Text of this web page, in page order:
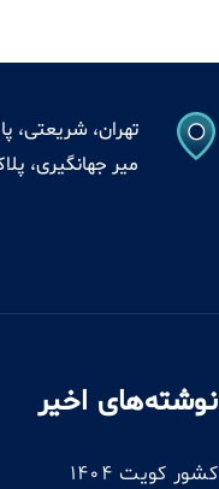
تهران، شریعتی،
میر جهانگیری، پلاک 4،
نوشته‌های اخیر
کشور کویت 1404